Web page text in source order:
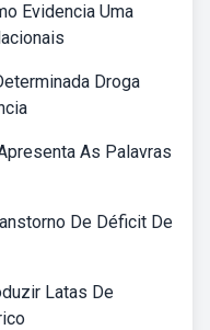
Evidencia Uma
Droga
As Palavras
De Déficit De
Latas De